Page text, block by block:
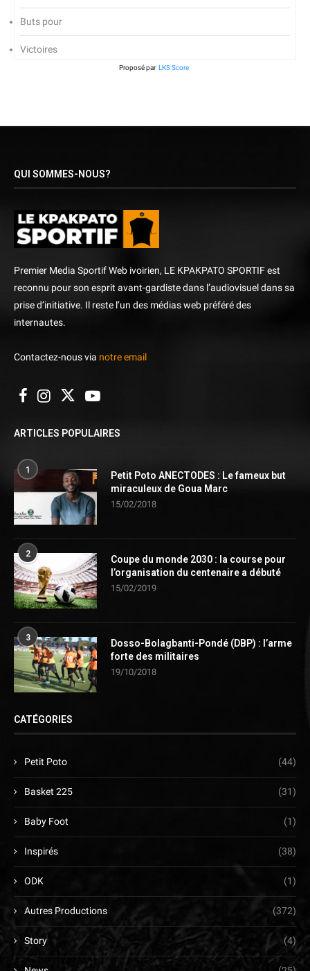
Buts pour
Victoires
Proposé par LKS Score
QUI SOMMES-NOUS?
Premier Media Sportif Web ivoirien, LE KPAKPATO SPORTIF est
reconnu pour son esprit avant-gardiste dans l’audiovisuel dans sa
prise d’initiative. Il reste l’un des médias web préféré des
internautes.
Contactez-nous via notre email
ARTICLES POPULAIRES
1
Petit Poto ANECTODES : Le fameux but
miraculeux de Goua Marc
15/02/2018
2
Coupe du monde 2030 : la course pour
l’organisation du centenaire a débuté
15/02/2019
3
Dosso-Bolagbanti-Pondé (DBP) : l’arme
forte des militaires
19/10/2018
CATÉGORIES
Petit Poto (44)
Basket 225 (31)
Baby Foot (1)
Inspirés (38)
ODK (1)
Autres Productions (372)
Story (4)